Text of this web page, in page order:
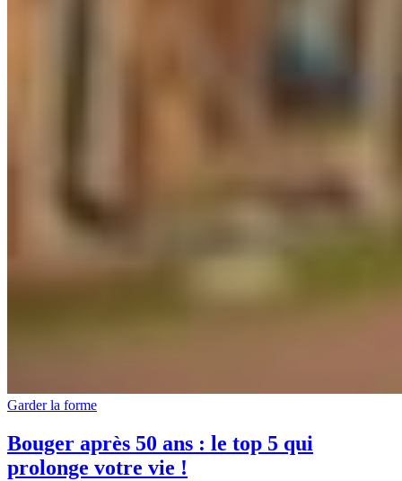
Garder la forme
Bouger après 50 ans : le top 5 qui
prolonge votre vie !